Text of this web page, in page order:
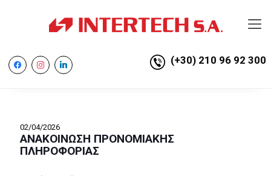
facebookinstagramlinkedin (+30) 210 96 92 300
02/04/2026
ΑΝΑΚΟΙΝΩΣΗ ΠΡΟΝΟΜΙΑΚΗΣ
ΠΛΗΡΟΦΟΡΙΑΣ